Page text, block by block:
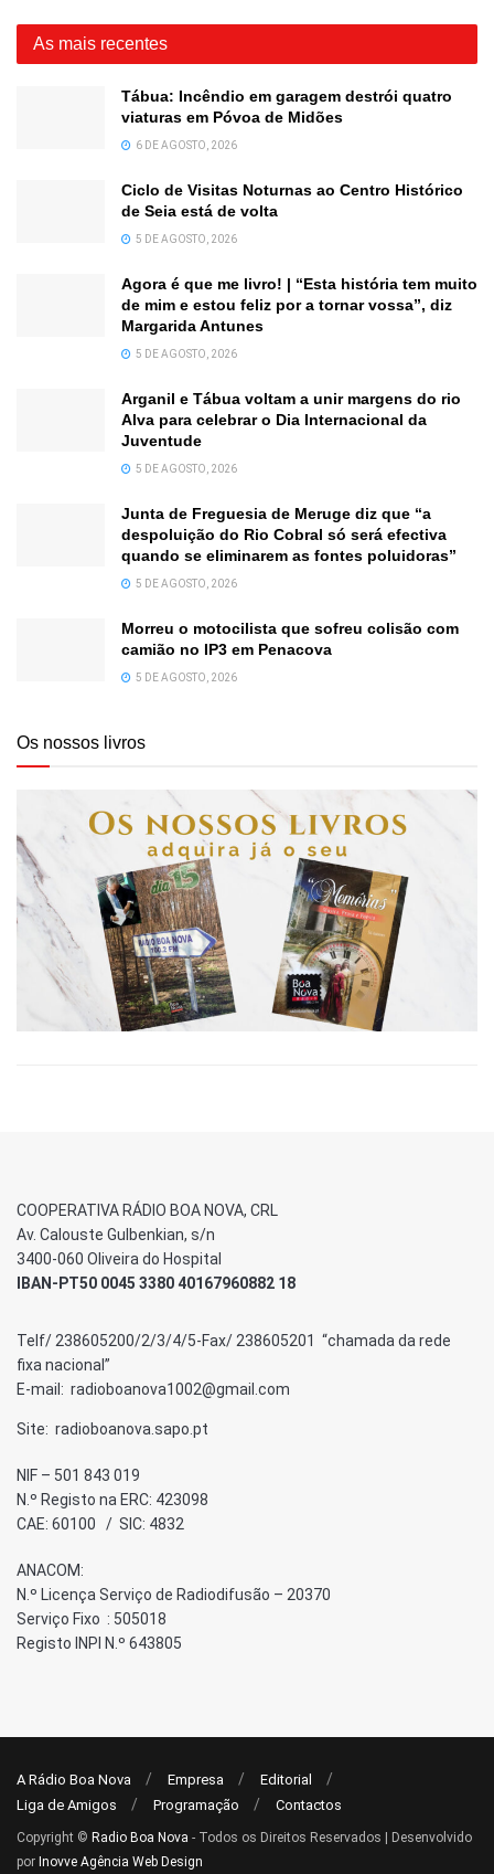
As mais recentes
Tábua: Incêndio em garagem destrói quatro
viaturas em Póvoa de Midões
6 DE AGOSTO, 2026
Ciclo de Visitas Noturnas ao Centro Histórico
de Seia está de volta
5 DE AGOSTO, 2026
Agora é que me livro! | “Esta história tem muito
de mim e estou feliz por a tornar vossa”, diz
Margarida Antunes
5 DE AGOSTO, 2026
Arganil e Tábua voltam a unir margens do rio
Alva para celebrar o Dia Internacional da
Juventude
5 DE AGOSTO, 2026
Junta de Freguesia de Meruge diz que “a
despoluição do Rio Cobral só será efectiva
quando se eliminarem as fontes poluidoras”
5 DE AGOSTO, 2026
Morreu o motocilista que sofreu colisão com
camião no IP3 em Penacova
5 DE AGOSTO, 2026
Os nossos livros
COOPERATIVA RÁDIO BOA NOVA, CRL
Av. Calouste Gulbenkian, s/n
3400-060 Oliveira do Hospital
IBAN-PT50 0045 3380 40167960882 18
Telf/ 238605200/2/3/4/5-Fax/ 238605201 “chamada da rede
fixa nacional”
E-mail: radioboanova1002@gmail.com
Site: radioboanova.sapo.pt
NIF – 501 843 019
N.º Registo na ERC: 423098
CAE: 60100 / SIC: 4832
ANACOM:
N.º Licença Serviço de Radiodifusão – 20370
Serviço Fixo : 505018
Registo INPI N.º 643805
A Rádio Boa Nova Empresa
Editorial
Liga de Amigos
Programação Contactos
Copyright © Radio Boa Nova - Todos os Direitos Reservados | Desenvolvido
por Inovve Agência Web Design